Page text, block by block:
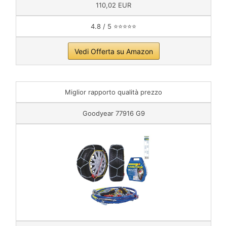
110,02 EUR
4.8 / 5 ⭐⭐⭐⭐⭐
Vedi Offerta su Amazon
Miglior rapporto qualità prezzo
Goodyear 77916 G9